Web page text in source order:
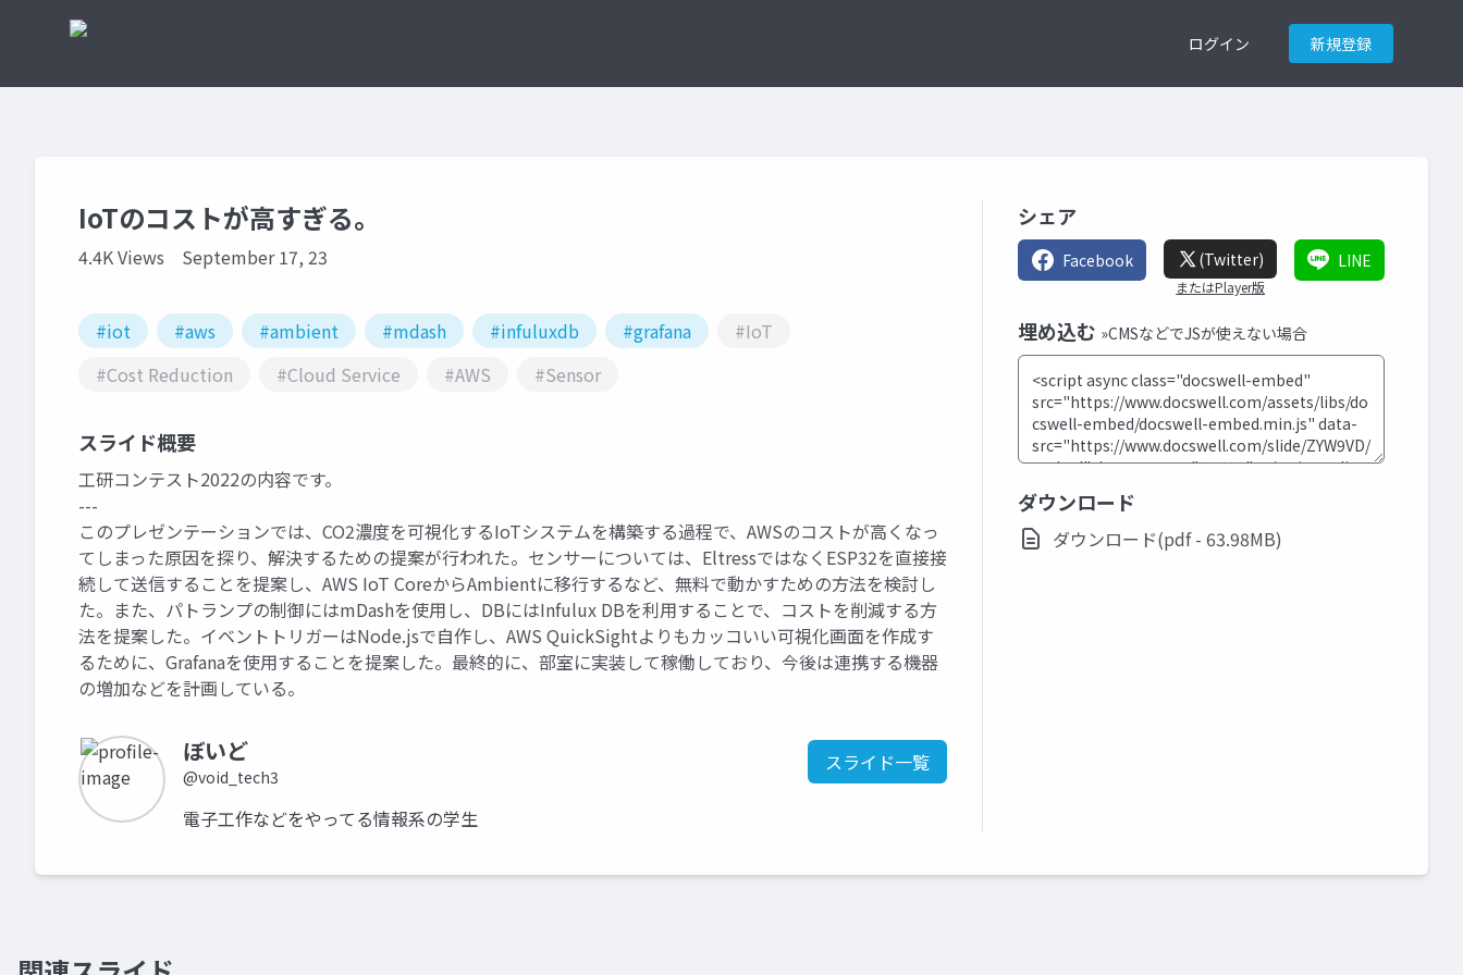
ログイン 新規登録
IoTのコストが高すぎる。
4.4K Views September 17, 23
#iot #aws #ambient #mdash #infuluxdb #grafana
#IoT
#Cost Reduction
#Cloud Service #AWS #Sensor
スライド概要
工研コンテスト2022の内容です。
---
このプレゼンテーションでは、CO2濃度を可視化するIoTシステムを構築する過程で、AWSのコストが高くなっ
てしまった原因を探り、解決するための提案が行われた。センサーについては、EltressではなくESP32を直接接
続して送信することを提案し、AWS IoT CoreからAmbientに移行するなど、無料で動かすための方法を検討し
た。また、パトランプの制御にはmDashを使用し、DBにはInfulux DBを利用することで、コストを削減する方
法を提案した。イベントトリガーはNode.jsで自作し、AWS QuickSightよりもカッコいい可視化画面を作成す
るために、Grafanaを使用することを提案した。最終的に、部室に実装して稼働しており、今後は連携する機器
の増加などを計画している。
ぼいど
@void_tech3
スライド一覧
電子工作などをやってる情報系の学生
シェア
Facebook (Twitter)
またはPlayer版
LINE
埋め込む »CMSなどでJSが使えない場合
ダウンロード
ダウンロード(pdf - 63.98MB)